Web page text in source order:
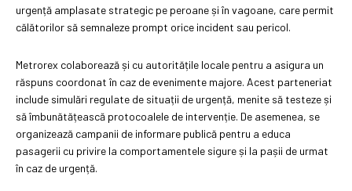
urgență amplasate strategic pe peroane și în vagoane, care permit
călătorilor să semnaleze prompt orice incident sau pericol.
Metrorex colaborează și cu autoritățile locale pentru a asigura un
răspuns coordonat în caz de evenimente majore. Acest parteneriat
include simulări regulate de situații de urgență, menite să testeze și
să îmbunătățească protocoalele de intervenție. De asemenea, se
organizează campanii de informare publică pentru a educa
pasagerii cu privire la comportamentele sigure și la pașii de urmat
în caz de urgență.